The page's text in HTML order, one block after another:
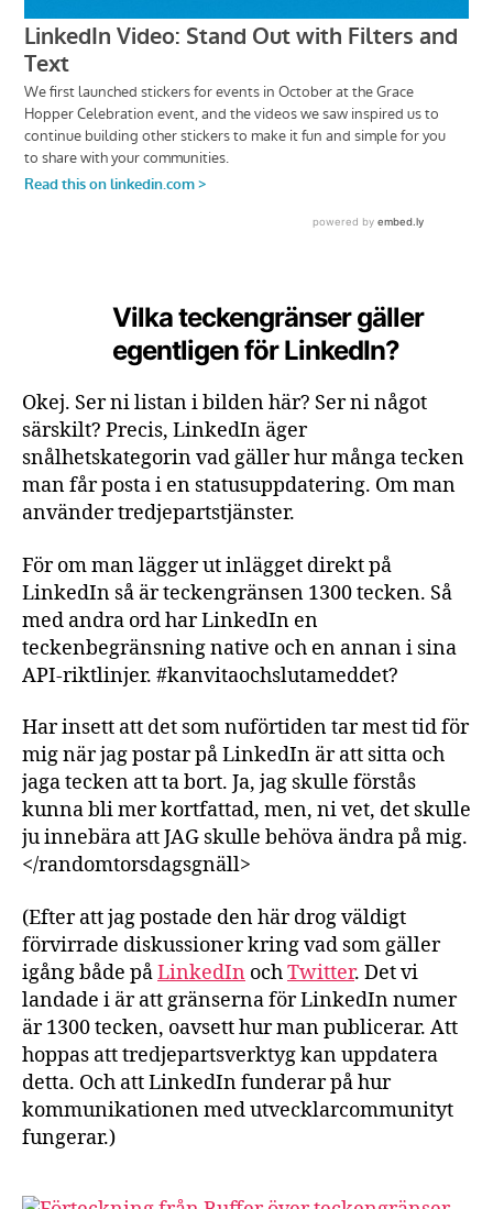
Vilka teckengränser gäller
egentligen för LinkedIn?
Okej. Ser ni listan i bilden här? Ser ni något
särskilt? Precis, LinkedIn äger
snålhetskategorin vad gäller hur många tecken
man får posta i en statusuppdatering. Om man
använder tredjepartstjänster.
För om man lägger ut inlägget direkt på
LinkedIn så är teckengränsen 1300 tecken. Så
med andra ord har LinkedIn en
teckenbegränsning native och en annan i sina
API-riktlinjer. #kanvitaochslutameddet?
Har insett att det som nuförtiden tar mest tid för
mig när jag postar på LinkedIn är att sitta och
jaga tecken att ta bort. Ja, jag skulle förstås
kunna bli mer kortfattad, men, ni vet, det skulle
ju innebära att JAG skulle behöva ändra på mig.
</randomtorsdagsgnäll>
(Efter att jag postade den här drog väldigt
förvirrade diskussioner kring vad som gäller
igång både påLinkedIn ochTwitter. Det vi
landade i är att gränserna för LinkedIn numer
är 1300 tecken, oavsett hur man publicerar. Att
hoppas att tredjepartsverktyg kan uppdatera
detta. Och att LinkedIn funderar på hur
kommunikationen med utvecklarcommunityt
fungerar.)